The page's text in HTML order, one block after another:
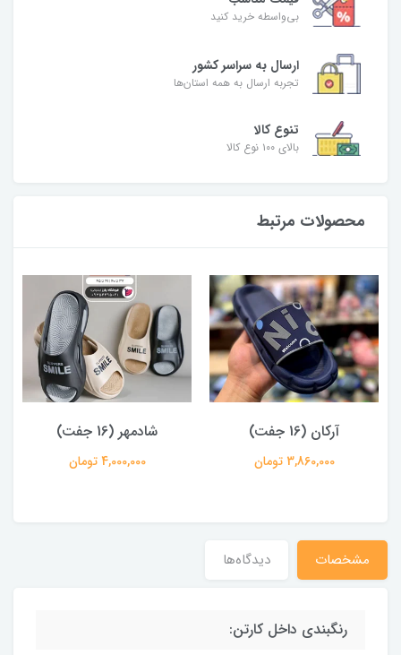
بی‌واسطه خرید کنید
ارسال به سراسر کشور
تجربه ارسال به همه استان‌ها
تنوع کالا
بالای ۱۰۰ نوع کالا
محصولات مرتبط
آرکان (16 جفت)
3,860,000 تومان
شادمهر (16 جفت)
4,000,000 تومان
مشخصات دیدگاه‌ها
رنگبندی داخل کارتن: